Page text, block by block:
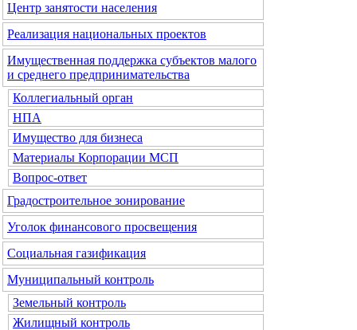
Центр занятости населения
Реализация национальных проектов
Имущественная поддержка субъектов малого
и среднего предпринимательства
Коллегиальный орган
НПА
Имущество для бизнеса
Материалы Корпорации МСП
Вопрос-ответ
Градостроительное зонирование
Уголок финансового просвещения
Социальная газификация
Муниципальный контроль
Земельный контроль
Жилищный контроль